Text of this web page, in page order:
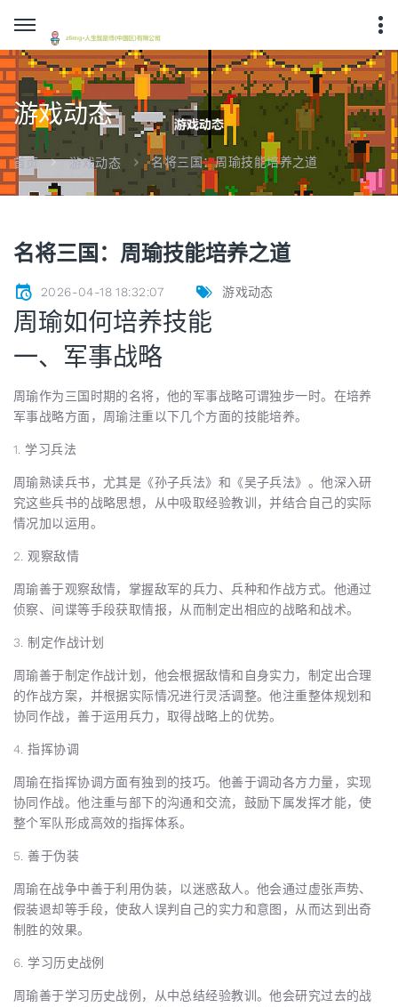
游戏动态
首页 游戏动态 名将三国：周瑜技能培养之道
名将三国：周瑜技能培养之道
2026-04-18 18:32:07 游戏动态
周瑜如何培养技能
一、军事战略
周瑜作为三国时期的名将，他的军事战略可谓独步一时。在培养
军事战略方面，周瑜注重以下几个方面的技能培养。
1. 学习兵法
周瑜熟读兵书，尤其是《孙子兵法》和《吴子兵法》。他深入研
究这些兵书的战略思想，从中吸取经验教训，并结合自己的实际
情况加以运用。
2. 观察敌情
周瑜善于观察敌情，掌握敌军的兵力、兵种和作战方式。他通过
侦察、间谍等手段获取情报，从而制定出相应的战略和战术。
3. 制定作战计划
周瑜善于制定作战计划，他会根据敌情和自身实力，制定出合理
的作战方案，并根据实际情况进行灵活调整。他注重整体规划和
协同作战，善于运用兵力，取得战略上的优势。
4. 指挥协调
周瑜在指挥协调方面有独到的技巧。他善于调动各方力量，实现
协同作战。他注重与部下的沟通和交流，鼓励下属发挥才能，使
整个军队形成高效的指挥体系。
5. 善于伪装
周瑜在战争中善于利用伪装，以迷惑敌人。他会通过虚张声势、
假装退却等手段，使敌人误判自己的实力和意图，从而达到出奇
制胜的效果。
6. 学习历史战例
周瑜善于学习历史战例，从中总结经验教训。他会研究过去的战